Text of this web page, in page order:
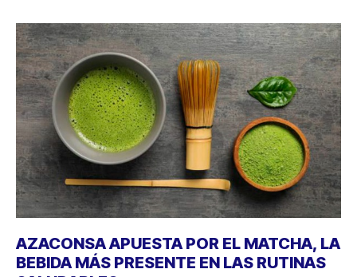
AZACONSA APUESTA POR EL MATCHA, LA
BEBIDA MÁS PRESENTE EN LAS RUTINAS